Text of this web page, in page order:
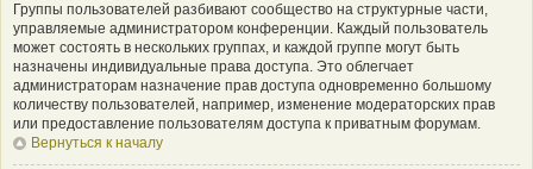
Группы пользователей разбивают сообщество на структурные части,
управляемые администратором конференции. Каждый пользователь
может состоять в нескольких группах, и каждой группе могут быть
назначены индивидуальные права доступа. Это облегчает
администраторам назначение прав доступа одновременно большому
количеству пользователей, например, изменение модераторских прав
или предоставление пользователям доступа к приватным форумам.
Вернуться к началу